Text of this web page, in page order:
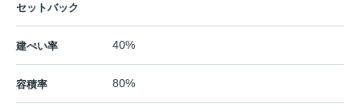
セットバック
建ぺい率 40%
容積率 80%